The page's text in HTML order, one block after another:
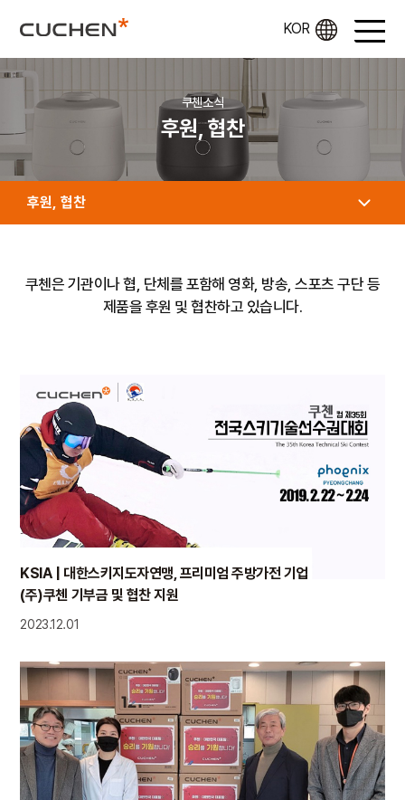
쿠첸소식
후원, 협찬
후원, 협찬
쿠첸은 기관이나 협, 단체를 포함해 영화, 방송, 스포츠 구단 등
제품을 후원 및 협찬하고 있습니다.
KSIA | 대한스키지도자연맹, 프리미엄 주방가전 기업
(주)쿠첸 기부금 및 협찬 지원
2023.12.01